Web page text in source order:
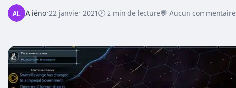
Aliénor22 janvier 2021🕐 2 min de lecture💬 Aucun commentaire